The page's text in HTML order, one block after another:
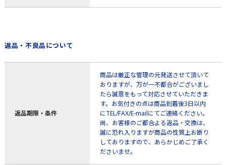
返品・不良品について
返品期限・条件
商品は厳正な管理の元発送させて頂いて
おりますが、万が一不都合がございまし
たら誠意をもって対応させていただきま
す。お気付きの点は商品到着後3日以内
にTEL/FAX/E-mailにてご連絡ください。
尚、お客様のご都合よる返品・交換は、
誠に恐れ入りますが商品の性質上お断り
しておりますので、あらかじめご了承く
ださいませ。